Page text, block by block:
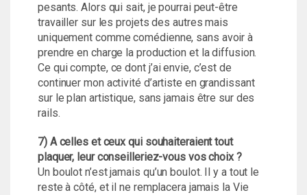
pesants. Alors qui sait, je pourrai peut-être
travailler sur les projets des autres mais
uniquement comme comédienne, sans avoir à
prendre en charge la production et la diffusion.
Ce qui compte, ce dont j’ai envie, c’est de
continuer mon activité d’artiste en grandissant
sur le plan artistique, sans jamais être sur des
rails.
7) A celles et ceux qui souhaiteraient tout
plaquer, leur conseilleriez-vous vos choix ?
Un boulot n’est jamais qu’un boulot. Il y a tout le
reste à côté, et il ne remplacera jamais la Vie